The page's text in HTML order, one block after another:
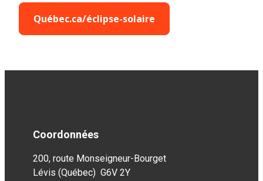
Québec.ca/éclipse-solaire
Coordonnées
200, route Monseigneur-Bourget
Lévis (Québec) G6V 2Y